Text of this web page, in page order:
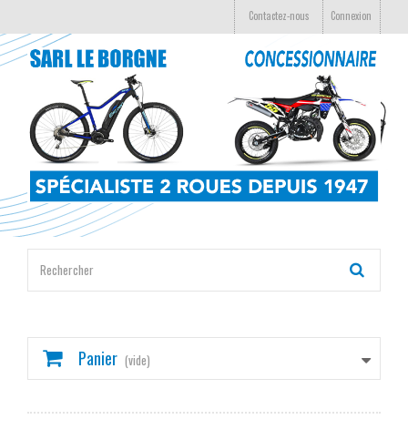
Connexion
Contactez-nous
Panier (vide)